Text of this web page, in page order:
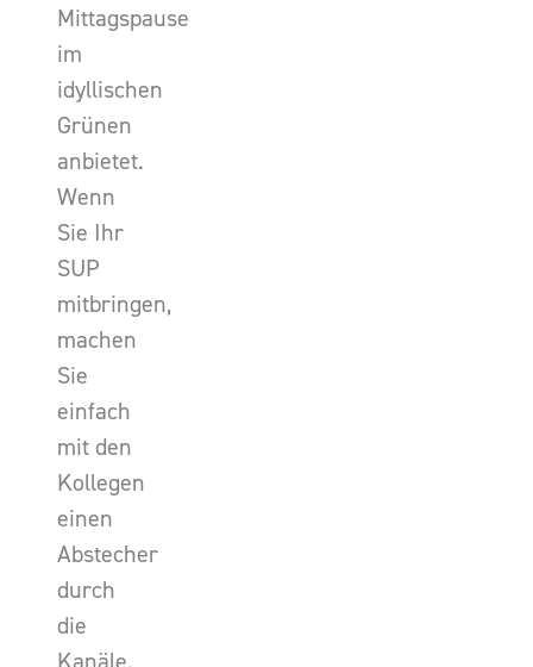
Mittagspause
im
idyllischen
Grünen
anbietet.
Wenn
Sie Ihr
SUP
mitbringen,
machen
Sie
einfach
mit den
Kollegen
einen
Abstecher
durch
die